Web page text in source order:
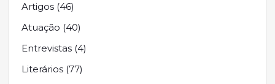
Artigos (46)
Atuação (40)
Entrevistas (4)
Literários (77)